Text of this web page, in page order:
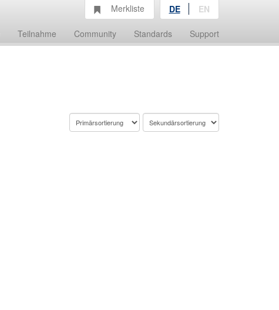
Teilnahme Community Standards Support
Merkliste DE EN